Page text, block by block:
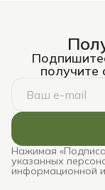
получите
Нажимая
указанных
информационной